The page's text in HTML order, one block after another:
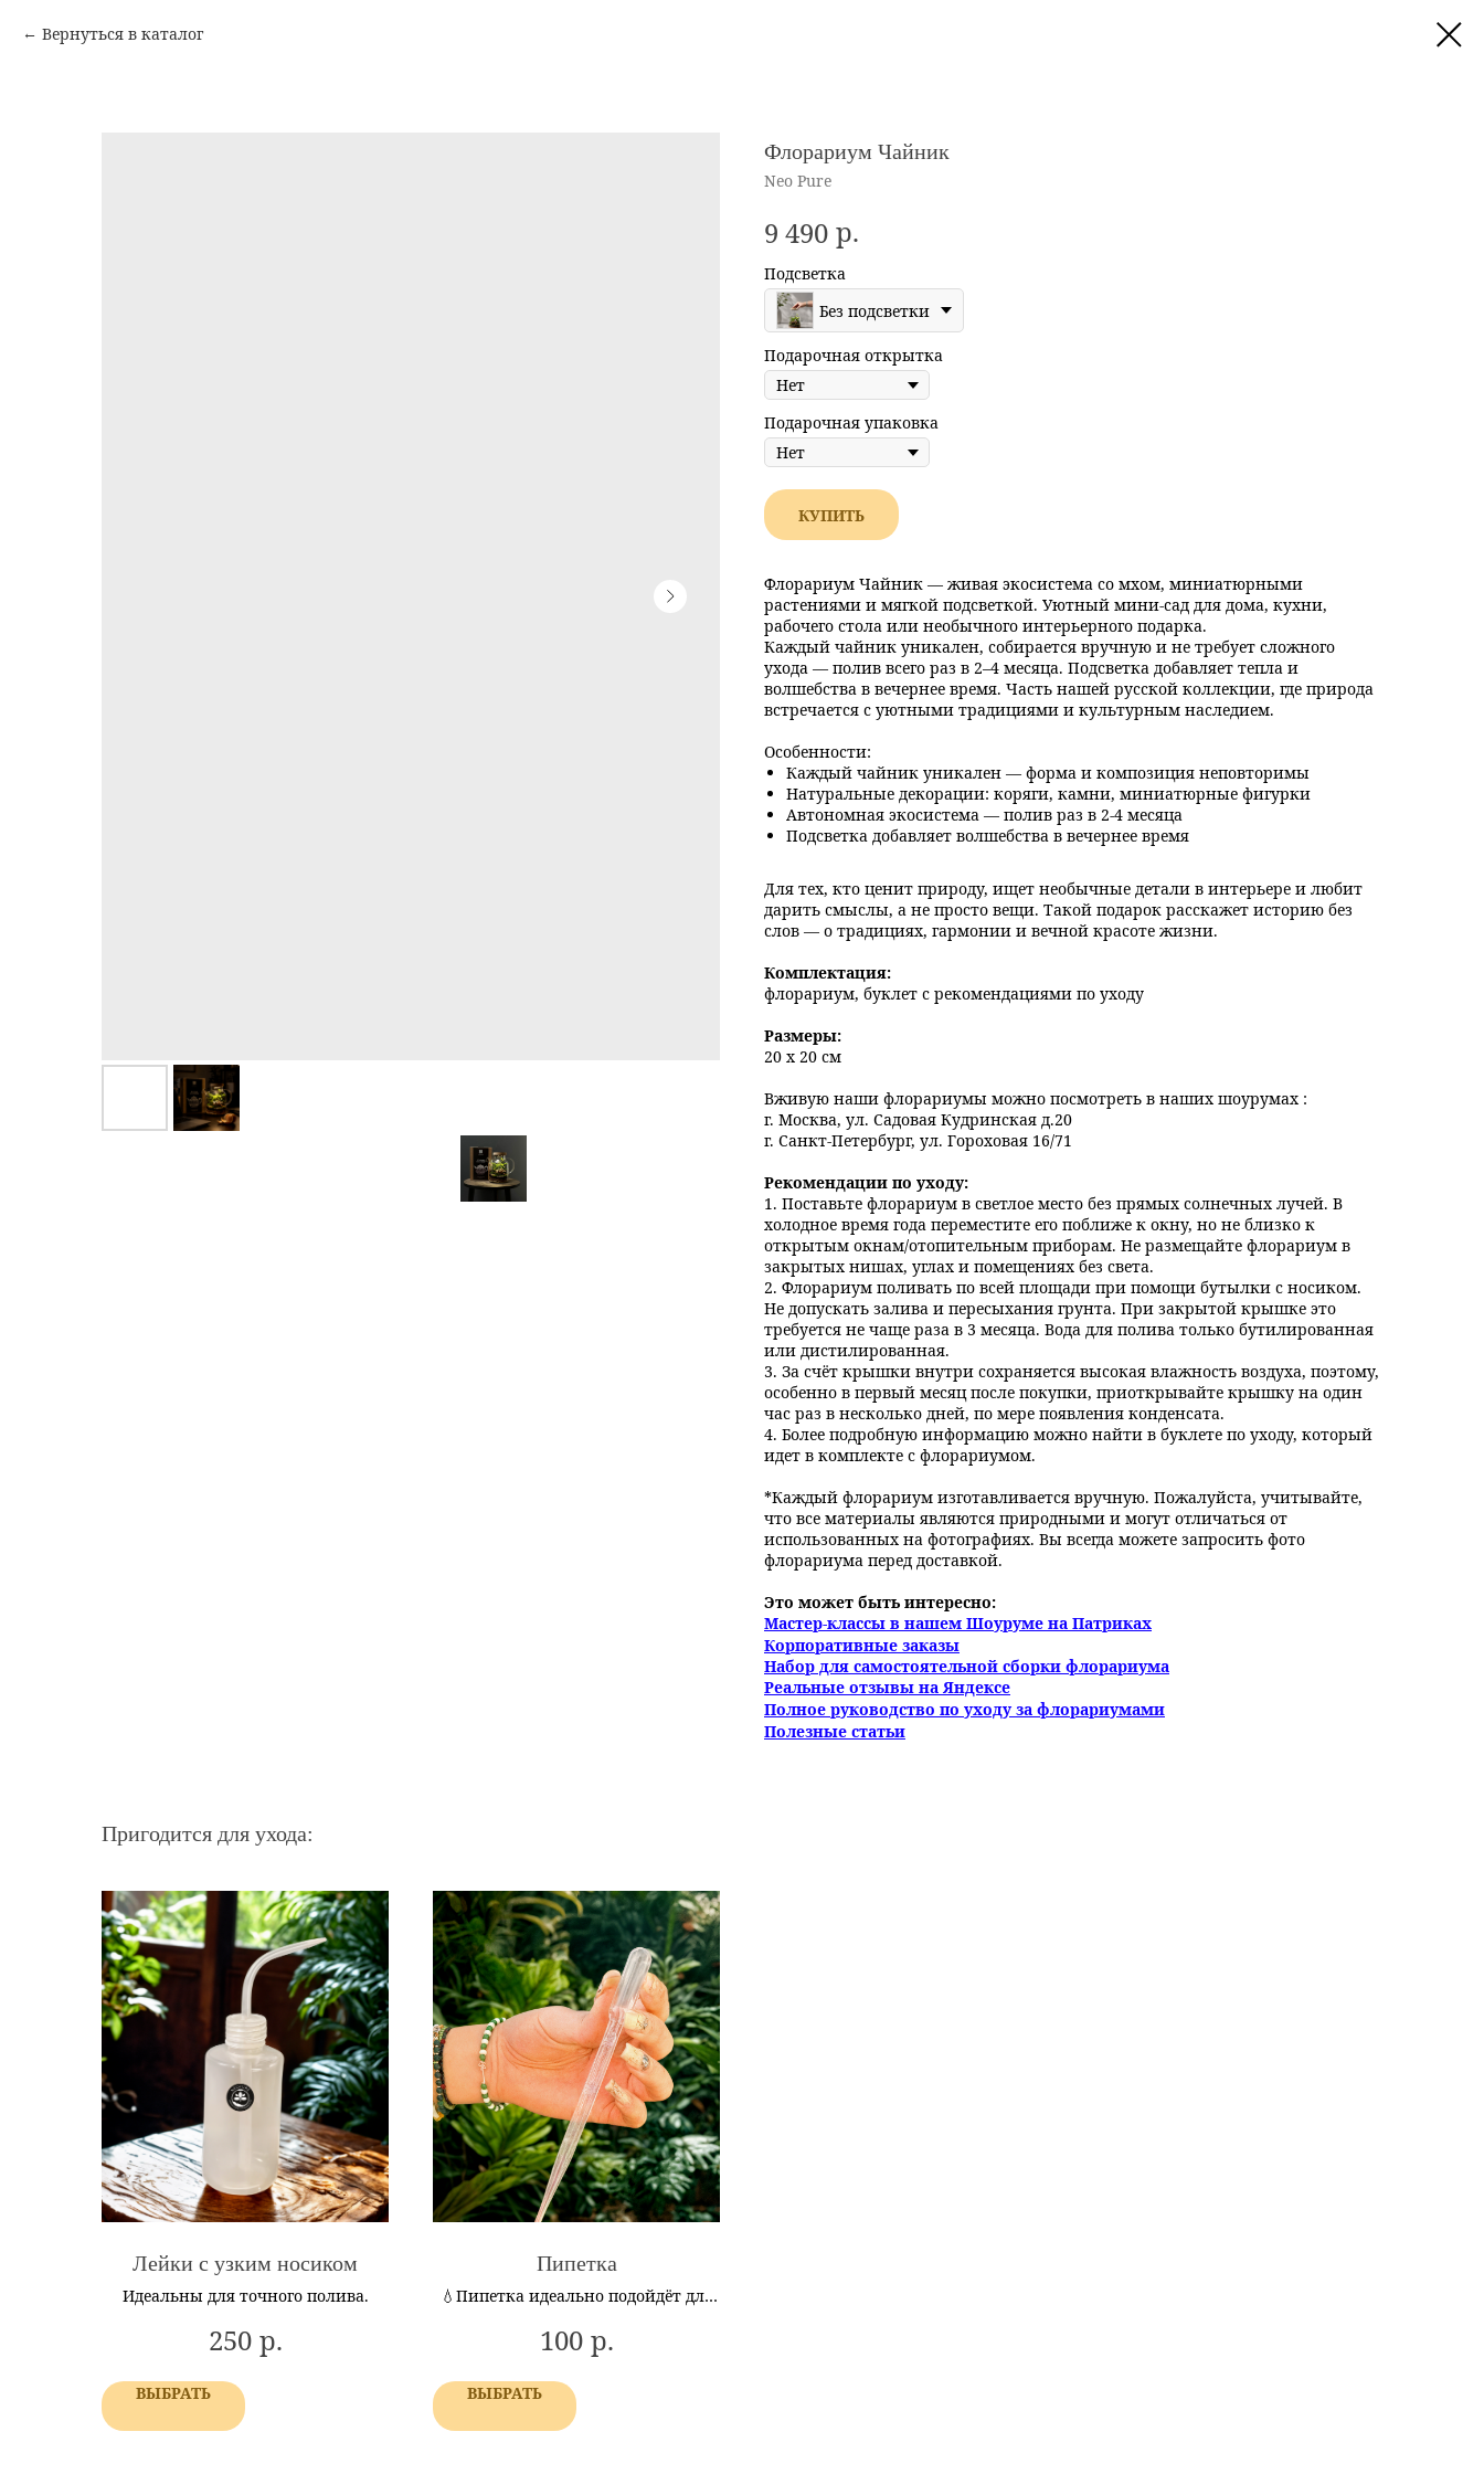
Вернуться в каталог
Флорариум Чайник
Neo Pure
9 490 р.
Подсветка
Без подсветки
Подарочная открытка
Подарочная упаковка
КУПИТЬ
Флорариум Чайник — живая экосистема со мхом, миниатюрными
растениями и мягкой подсветкой. Уютный мини-сад для дома, кухни,
рабочего стола или необычного интерьерного подарка.
Каждый чайник уникален, собирается вручную и не требует сложного
ухода — полив всего раз в 2–4 месяца. Подсветка добавляет тепла и
волшебства в вечернее время. Часть нашей русской коллекции, где природа
встречается с уютными традициями и культурным наследием.
Особенности:
Каждый чайник уникален — форма и композиция неповторимы
Натуральные декорации: коряги, камни, миниатюрные фигурки
Автономная экосистема — полив раз в 2-4 месяца
Подсветка добавляет волшебства в вечернее время
Для тех, кто ценит природу, ищет необычные детали в интерьере и любит
дарить смыслы, а не просто вещи. Такой подарок расскажет историю без
слов — о традициях, гармонии и вечной красоте жизни.
Комплектация:
флорариум, буклет с рекомендациями по уходу
Размеры:
20 х 20 см
Вживую наши флорариумы можно посмотреть в наших шоурумах :
г. Москва, ул. Садовая Кудринская д.20
г. Санкт-Петербург, ул. Гороховая 16/71
Рекомендации по уходу:
1. Поставьте флорариум в светлое место без прямых солнечных лучей. В
холодное время года переместите его поближе к окну, но не близко к
открытым окнам/отопительным приборам. Не размещайте флорариум в
закрытых нишах, углах и помещениях без света.
2. Флорариум поливать по всей площади при помощи бутылки с носиком.
Не допускать залива и пересыхания грунта. При закрытой крышке это
требуется не чаще раза в 3 месяца. Вода для полива только бутилированная
или дистилированная.
3. За счёт крышки внутри сохраняется высокая влажность воздуха, поэтому,
особенно в первый месяц после покупки, приоткрывайте крышку на один
час раз в несколько дней, по мере появления конденсата.
4. Более подробную информацию можно найти в буклете по уходу, который
идет в комплекте с флорариумом.
*Каждый флорариум изготавливается вручную. Пожалуйста, учитывайте,
что все материалы являются природными и могут отличаться от
использованных на фотографиях. Вы всегда можете запросить фото
флорариума перед доставкой.
Это может быть интересно:
Мастер-классы в нашем Шоуруме на Патриках
Корпоративные заказы
Набор для самостоятельной сборки флорариума
Реальные отзывы на Яндексе
Полное руководство по уходу за флорариумами
Полезные статьи
Пригодится для ухода:
Лейки с узким носиком
Идеальны для точного полива.
250 р.
ВЫБРАТЬ
Пипетка
💧Пипетка идеально подойдёт для
флорариумов (Миниджингл, Бьёрн,
Люкке) и точечного увлажнения.
100 р.
ВЫБРАТЬ